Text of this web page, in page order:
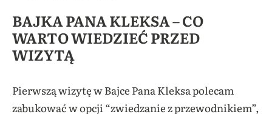
BAJKA PANA KLEKSA – CO
WARTO WIEDZIEĆ PRZED
WIZYTĄ
Pierwszą wizytę w Bajce Pana Kleksa polecam
zabukować w opcji “zwiedzanie z przewodnikiem”,